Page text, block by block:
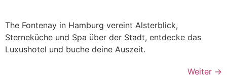
The Fontenay in Hamburg vereint Alsterblick,
Sterneküche und Spa über der Stadt, entdecke das
Luxushotel und buche deine Auszeit.
Weiter →